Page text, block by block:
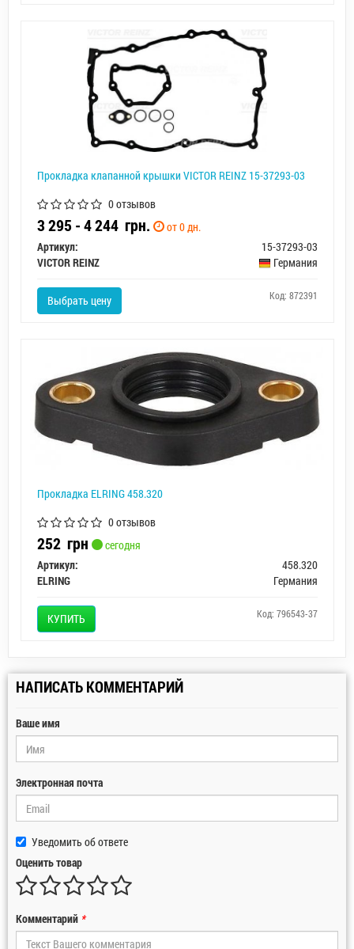
Прокладка клапанной крышки VICTOR REINZ 15-37293-03
0 отзывов
3 295 - 4 244 грн.
от 0 дн.
Артикул:
15-37293-03
VICTOR REINZ
Германия
Выбрать цену Код: 872391
Прокладка ELRING 458.320
0 отзывов
252 грн
сегодня
Артикул:
458.320
ELRING
Германия
КУПИТЬ Код: 796543-37
НАПИСАТЬ КОММЕНТАРИЙ
Ваше имя
Электронная почта
Уведомить об ответе
Оценить товар
Комментарий *